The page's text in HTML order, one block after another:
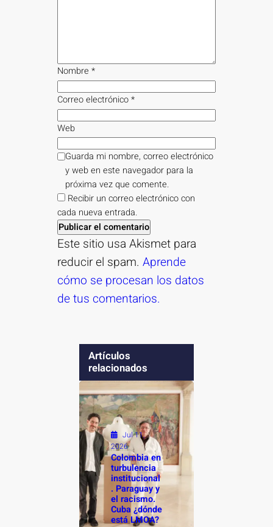
Nombre*
Correo electrónico*
Web
Guarda mi nombre, correo electrónico
y web en este navegador para la
próxima vez que comente.
Recibir un correo electrónico con
cada nueva entrada.
Este sitio usa Akismet para
reducir el spam.Aprende
cómo se procesan los datos
de tus comentarios.
Artículos
relacionados
Jul 11,
2026
Colombia en
turbulencia
institucional
. Paraguay y
el racismo.
Cuba ¿dónde
está LMOA?